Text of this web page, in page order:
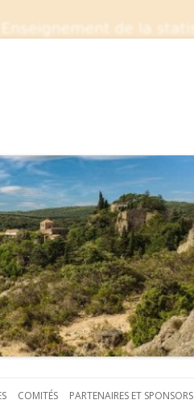
COMITÉS PARTENAIRES ET SPONSORS